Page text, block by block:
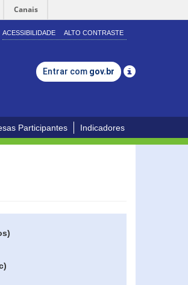
Canais
ACESSIBILIDADE ALTO CONTRASTE
Entrar com gov.br
Participantes Indicadores